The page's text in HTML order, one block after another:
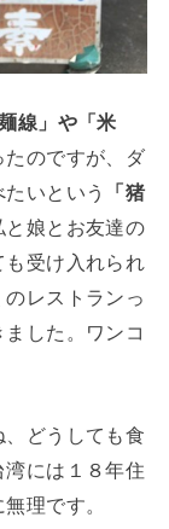
線」や「米
たのですが、ダ
いという
「猪
と娘とお友達の
受け入れられ
レストランっ
した。ワンコ
どうしても食
には１８年住
理です。